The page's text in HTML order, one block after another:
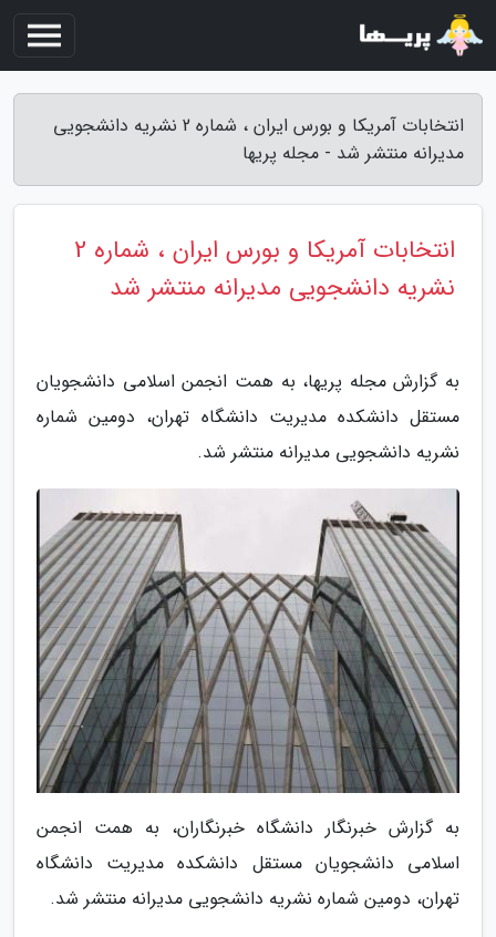
انتخابات آمریکا و بورس ایران ، شماره 2 نشریه دانشجویی
مدیرانه منتشر شد - مجله پریها
انتخابات آمریکا و بورس ایران ، شماره 2
نشریه دانشجویی مدیرانه منتشر شد
به گزارش مجله پریها، به همت انجمن اسلامی دانشجویان
مستقل دانشکده مدیریت دانشگاه تهران، دومین شماره
نشریه دانشجویی مدیرانه منتشر شد.
به گزارش خبرنگار دانشگاه خبرنگاران، به همت انجمن
اسلامی دانشجویان مستقل دانشکده مدیریت دانشگاه
تهران، دومین شماره نشریه دانشجویی مدیرانه منتشر شد.